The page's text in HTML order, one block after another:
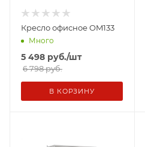
Кресло офисное OM133
Много
5 498 руб./шт
6 798 руб.
В КОРЗИНУ